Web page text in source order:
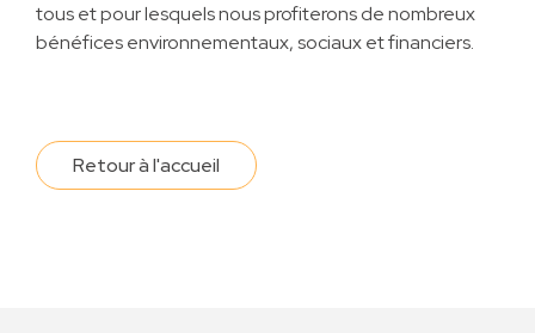
tous et pour lesquels nous profiterons de nombreux
bénéfices environnementaux, sociaux et financiers.
Retour à l'accueil